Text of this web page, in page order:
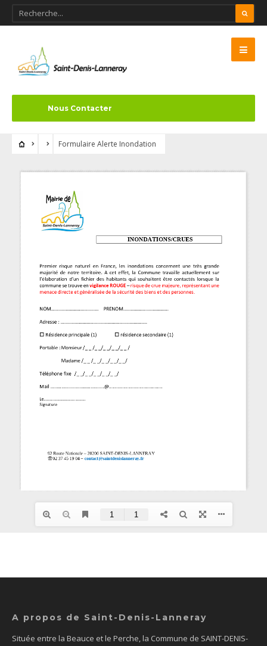
Nous Contacter
Formulaire Alerte Inondation
A propos de Saint-Denis-Lanneray
Située entre la Beauce et le Perche, la Commune de SAINT-DENIS-